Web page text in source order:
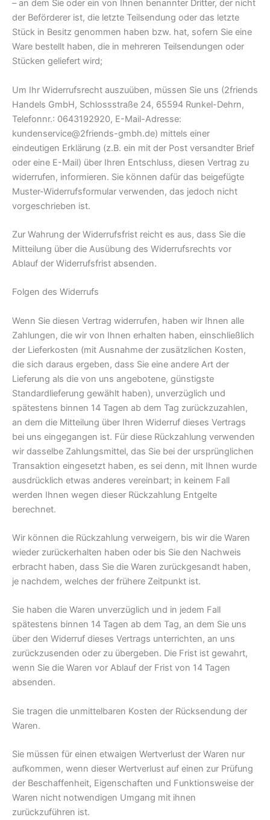
– an dem Sie oder ein von Ihnen benannter Dritter, der nicht
der Beförderer ist, die letzte Teilsendung oder das letzte
Stück in Besitz genommen haben bzw. hat, sofern Sie eine
Ware bestellt haben, die in mehreren Teilsendungen oder
Stücken geliefert wird;
Um Ihr Widerrufsrecht auszuüben, müssen Sie uns (2friends
Handels GmbH, Schlossstraße 24, 65594 Runkel-Dehrn,
Telefonnr.: 0643192920, E-Mail-Adresse:
kundenservice@2friends-gmbh.de) mittels einer
eindeutigen Erklärung (z.B. ein mit der Post versandter Brief
oder eine E-Mail) über Ihren Entschluss, diesen Vertrag zu
widerrufen, informieren. Sie können dafür das beigefügte
Muster-Widerrufsformular verwenden, das jedoch nicht
vorgeschrieben ist.
Zur Wahrung der Widerrufsfrist reicht es aus, dass Sie die
Mitteilung über die Ausübung des Widerrufsrechts vor
Ablauf der Widerrufsfrist absenden.
Folgen des Widerrufs
Wenn Sie diesen Vertrag widerrufen, haben wir Ihnen alle
Zahlungen, die wir von Ihnen erhalten haben, einschließlich
der Lieferkosten (mit Ausnahme der zusätzlichen Kosten,
die sich daraus ergeben, dass Sie eine andere Art der
Lieferung als die von uns angebotene, günstigste
Standardlieferung gewählt haben), unverzüglich und
spätestens binnen 14 Tagen ab dem Tag zurückzuzahlen,
an dem die Mitteilung über Ihren Widerruf dieses Vertrags
bei uns eingegangen ist. Für diese Rückzahlung verwenden
wir dasselbe Zahlungsmittel, das Sie bei der ursprünglichen
Transaktion eingesetzt haben, es sei denn, mit Ihnen wurde
ausdrücklich etwas anderes vereinbart; in keinem Fall
werden Ihnen wegen dieser Rückzahlung Entgelte
berechnet.
Wir können die Rückzahlung verweigern, bis wir die Waren
wieder zurückerhalten haben oder bis Sie den Nachweis
erbracht haben, dass Sie die Waren zurückgesandt haben,
je nachdem, welches der frühere Zeitpunkt ist.
Sie haben die Waren unverzüglich und in jedem Fall
spätestens binnen 14 Tagen ab dem Tag, an dem Sie uns
über den Widerruf dieses Vertrags unterrichten, an uns
zurückzusenden oder zu übergeben. Die Frist ist gewahrt,
wenn Sie die Waren vor Ablauf der Frist von 14 Tagen
absenden.
Sie tragen die unmittelbaren Kosten der Rücksendung der
Waren.
Sie müssen für einen etwaigen Wertverlust der Waren nur
aufkommen, wenn dieser Wertverlust auf einen zur Prüfung
der Beschaffenheit, Eigenschaften und Funktionsweise der
Waren nicht notwendigen Umgang mit ihnen
zurückzuführen ist.